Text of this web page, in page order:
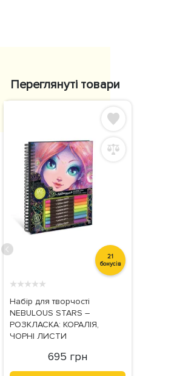
Переглянуті товари
21
бонусів
★★★★★
Набір для творчості
NEBULOUS STARS –
РОЗКЛАСКА: КОРАЛІЯ,
ЧОРНІ ЛИСТИ
695 грн